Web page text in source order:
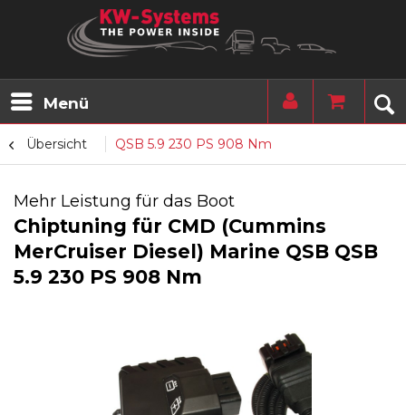
Menü
Übersicht QSB 5.9 230 PS 908 Nm
Mehr Leistung für das Boot
Chiptuning für CMD (Cummins
MerCruiser Diesel) Marine QSB QSB
5.9 230 PS 908 Nm